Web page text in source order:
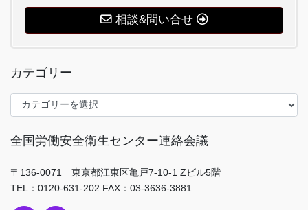
相談&問い合せ
カテゴリー
テ
リ
ー
全国労働安全衛生センター連絡会議
〒136-0071 東京都江東区亀戸7-10-1 Zビル5階
TEL：0120-631-202 FAX：03-3636-3881